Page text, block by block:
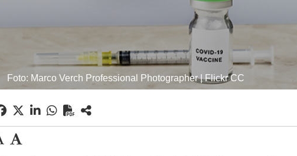
Foto: Marco Verch Professional Photographer | Flickr CC